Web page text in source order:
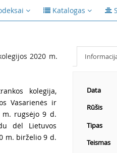
Katalogas
2020 m.
kolegija,
Vasarienės ir
m. rugsėjo 9 d.
dėl Lietuvos
m. birželio 9 d.
Data
Rūšis
Tipas
Teismas